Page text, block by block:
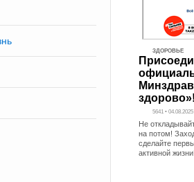
ЗДОРОВЬЕ
здорово»!
5641 •
Не
на потом!
сделайте
активной жизни!